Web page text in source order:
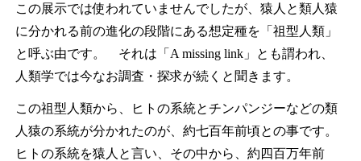
この展示では使われていませんでしたが、猿人と類人猿
に分かれる前の進化の段階にある想定種を「祖型人類」
と呼ぶ由です。 それは「A missing link」とも謂われ、
人類学では今なお調査・探求が続くと聞きます。
この祖型人類から、ヒトの系統とチンパンジーなどの類
人猿の系統が分かれたのが、約七百年前頃との事です。
ヒトの系統を猿人と言い、その中から、約四百万年前